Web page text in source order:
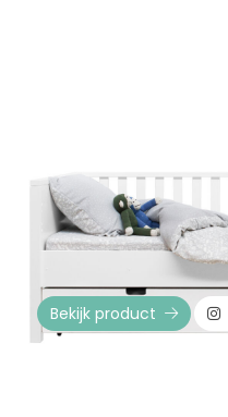
Bekijk product